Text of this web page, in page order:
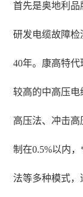
首先是奥地利
研发电缆故障
40年。康高特代
较高的中高压
高压法、冲击
制在0.5%以内
法等多种模式